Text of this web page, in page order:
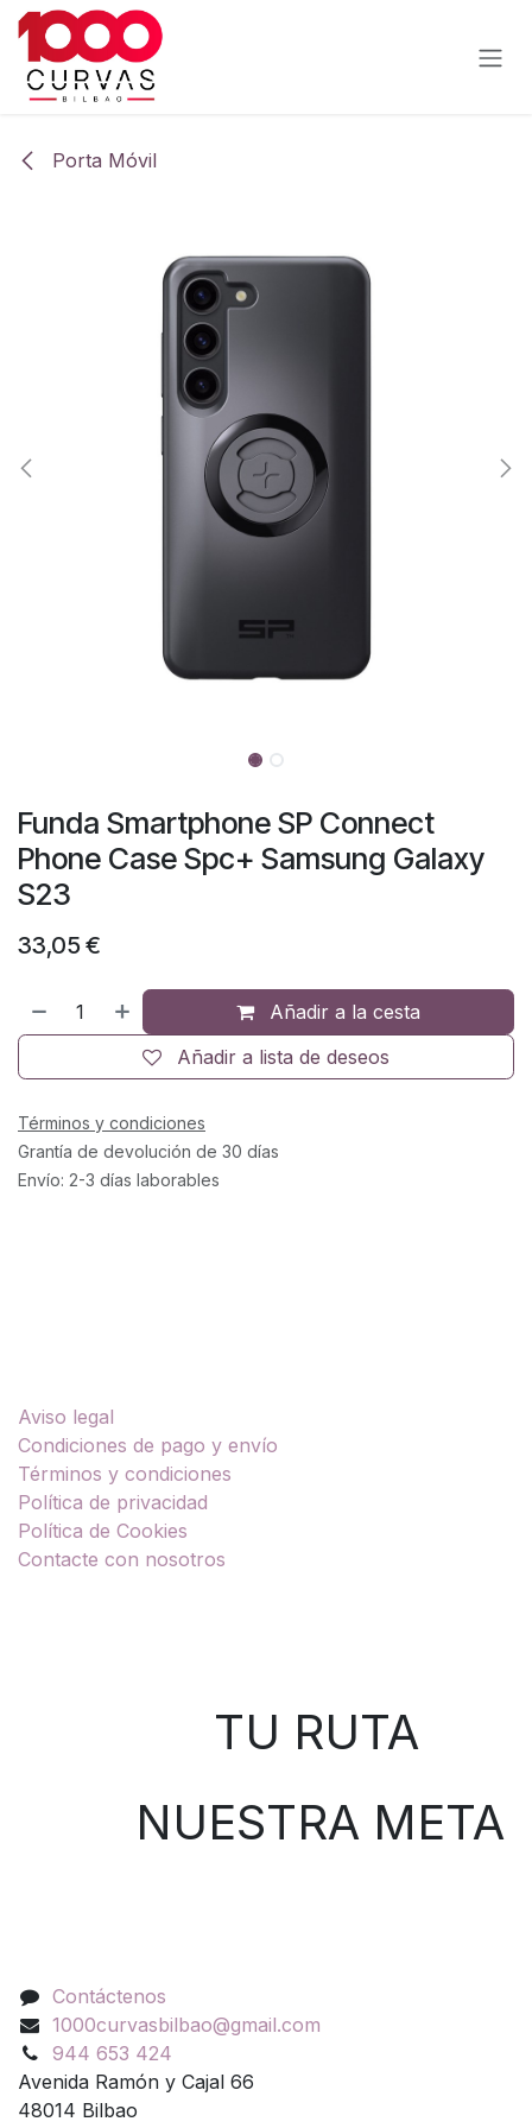
Ir al contenido
Porta Móvil
Funda Smartphone SP Connect
Phone Case Spc+ Samsung Galaxy
S23
33,05 €
Añadir a la cesta
Añadir a lista de deseos
Términos y condiciones
Grantía de devolución de 30 días
Envío: 2-3 días laborables
Aviso legal
Condiciones de pago y envío
Términos y condiciones
Política de privacidad
Política de Cookies
Contacte con nosotros
TU RUTA
NUESTRA META
Contáctenos
1000curvasbilbao@gmail.com
944 653 424
Avenida Ramón y Cajal 66
48014 Bilbao